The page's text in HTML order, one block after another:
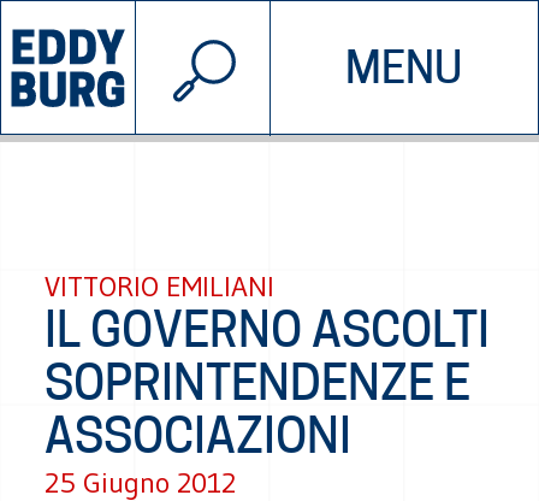
MENU
INIZIATIVE CHI SIAMO
© 2026 EDDYBURG
VITTORIO EMILIANI
IL GOVERNO ASCOLTI
SOPRINTENDENZE E
ASSOCIAZIONI
25 Giugno 2012